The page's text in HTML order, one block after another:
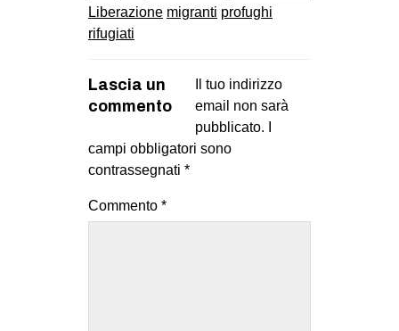
Liberazione migranti profughi
rifugiati
Lascia un
commento
Il tuo indirizzo
email non sarà
pubblicato.
campi obbligatori sono
contrassegnati *
Commento *